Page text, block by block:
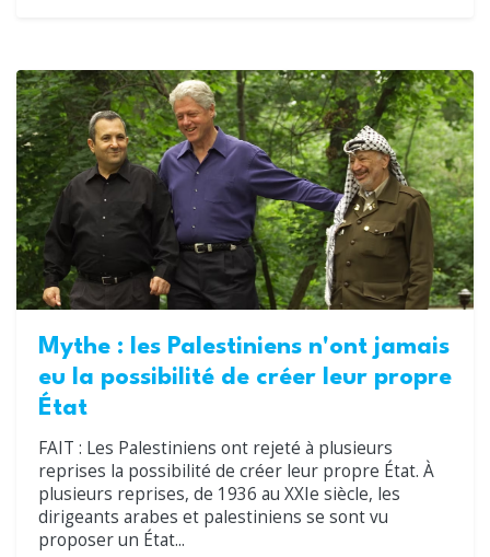
Mythe : les Palestiniens n'ont jamais
eu la possibilité de créer leur propre
État
FAIT : Les Palestiniens ont rejeté à plusieurs
reprises la possibilité de créer leur propre État. À
plusieurs reprises, de 1936 au XXIe siècle, les
dirigeants arabes et palestiniens se sont vu
proposer un État...